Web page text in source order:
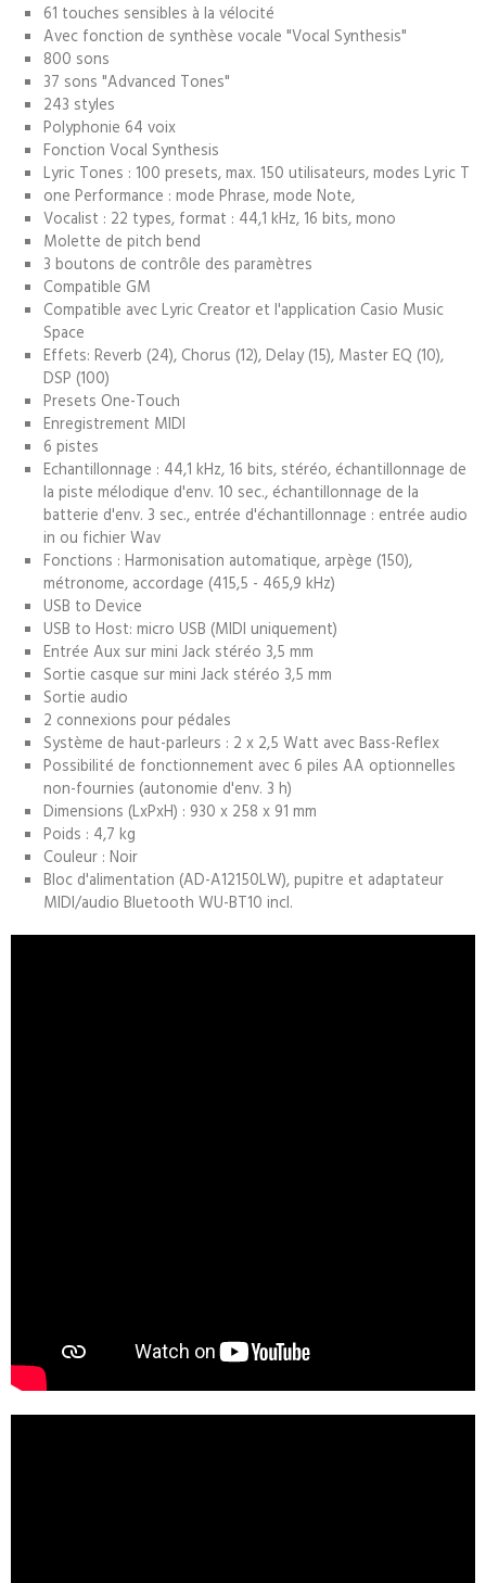
61 touches sensibles à la vélocité
Avec fonction de synthèse vocale "Vocal Synthesis"
800 sons
37 sons "Advanced Tones"
243 styles
Polyphonie 64 voix
Fonction Vocal Synthesis
Lyric Tones : 100 presets, max. 150 utilisateurs, modes Lyric T
one Performance : mode Phrase, mode Note,
Vocalist : 22 types, format : 44,1 kHz, 16 bits, mono
Molette de pitch bend
3 boutons de contrôle des paramètres
Compatible GM
Compatible avec Lyric Creator et l'application Casio Music
Space
Effets: Reverb (24), Chorus (12), Delay (15), Master EQ (10),
DSP (100)
Presets One-Touch
Enregistrement MIDI
6 pistes
Echantillonnage : 44,1 kHz, 16 bits, stéréo, échantillonnage de
la piste mélodique d'env. 10 sec., échantillonnage de la
batterie d'env. 3 sec., entrée d'échantillonnage : entrée audio
in ou fichier Wav
Fonctions : Harmonisation automatique, arpège (150),
métronome, accordage (415,5 - 465,9 kHz)
USB to Device
USB to Host: micro USB (MIDI uniquement)
Entrée Aux sur mini Jack stéréo 3,5 mm
Sortie casque sur mini Jack stéréo 3,5 mm
Sortie audio
2 connexions pour pédales
Système de haut-parleurs : 2 x 2,5 Watt avec Bass-Reflex
Possibilité de fonctionnement avec 6 piles AA optionnelles
non-fournies (autonomie d'env. 3 h)
Dimensions (LxPxH) : 930 x 258 x 91 mm
Poids : 4,7 kg
Couleur : Noir
Bloc d'alimentation (AD-A12150LW), pupitre et adaptateur
MIDI/audio Bluetooth WU-BT10 incl.